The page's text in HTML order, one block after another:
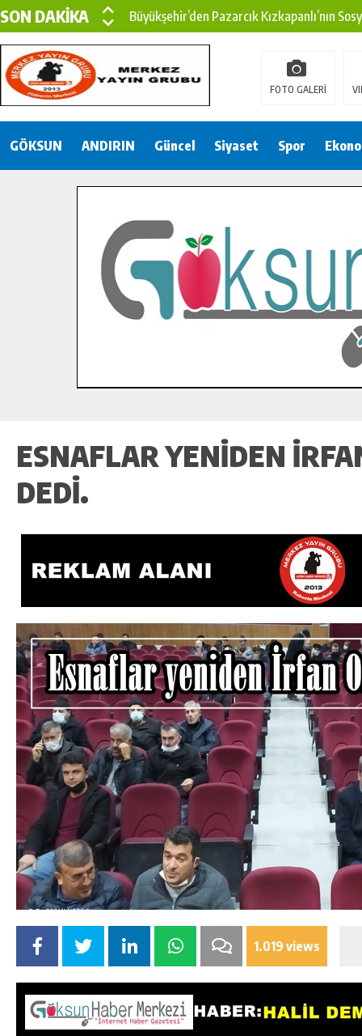
SON DAKİKA
Büyükşehir’den Pazarcık Kızkapanlı’nın
Büyükşehir’den Pazarcık Kırsalına Modern
Çin’den KSÜ’ye Uluslararası Başarı:
Gençler Pusula Maraş Kampında Yeni
İlçe Jandarma Komutanı Karakaya’dan
Bertiz’in Yeni Köprüsünde Sona Doğru.
FOTO GALERİ
GÖKSUN ANDIRIN Güncel Siyaset Spor
ESNAFLAR YENIDEN
DEDI.
1.019 views